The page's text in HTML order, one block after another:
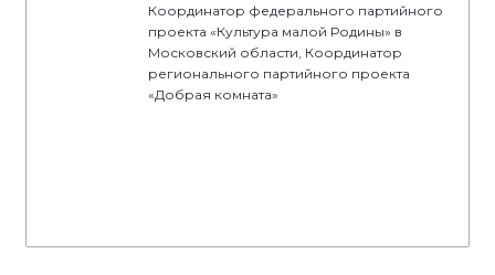
Координатор федерального партийного
проекта «Культура малой Родины» в
Московский области, Координатор
регионального партийного проекта
«Добрая комната»